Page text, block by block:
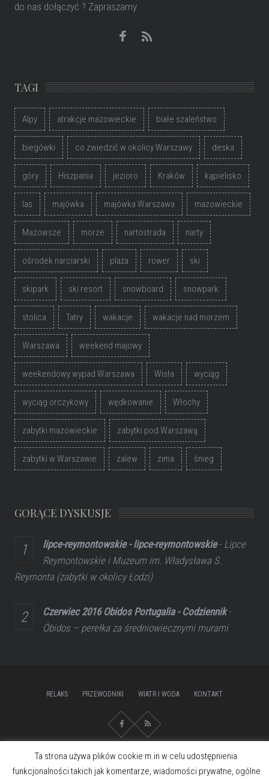
do nas dołączyć ? Zapraszamy.
TAGI
Alpy atrakcje mazowieckie białe szaleństwo
biegówki co zwiedzić w okolicy Warszawy deska
góry Hiszpania jezioro Kraków kąpielisko
las majówka majówka Warszawa mazowieckie
Mazowsze morze nartostrada narty
ośrodek narciarski plaża rower ski
skipark ski resort snowboard snowpark
stolica Tatry wakacje wakacje nad morzem
Warszawa weekend majowy
weekendowy wypad Warszawa Wisła wyciąg
wyciąg orczykowy wędkowanie Włochy
zabytki mazowieckie zabytki pod Warszawą
zabytki w Warszawie zalew zima śnieg
GORĄCE DYSKUSJE
lipce-reymontowskie - lipce-reymontowskie- Lipce
Reymontowskie i Muzeum im. Władysława S.
Reymonta (zabytki w okolicy Łodzi)
Czerwiec 2016 Obidos Portugalia - Codziennik-
Óbidos – perełka za średniowiecznymi murami
RELAKS PRZEWODNIKI WIATR I WODA KONTAKT
Ta strona używa plików cookie m.in w celu udostępnienia
funkcjonalności takich jak komentarze, wiadomości prywatne, ogólne